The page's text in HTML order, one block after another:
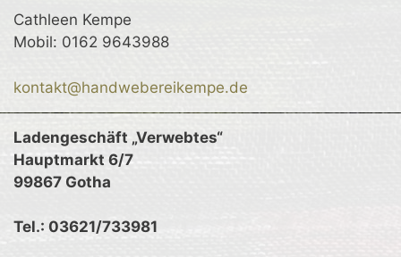
Cathleen Kempe
Mobil: 0162 9643988
kontakt@handwebereikempe.de
Ladengeschäft „Verwebtes“
Hauptmarkt 6/7
99867 Gotha
Tel.: 03621/733981